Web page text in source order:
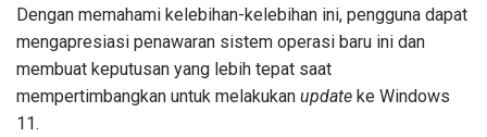
Dengan memahami kelebihan-kelebihan ini, pengguna dapat
mengapresiasi penawaran sistem operasi baru ini dan
membuat keputusan yang lebih tepat saat
mempertimbangkan untuk melakukan update ke Windows
11.